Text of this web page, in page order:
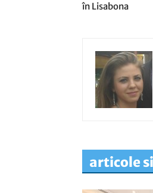
în Lisabona
articole